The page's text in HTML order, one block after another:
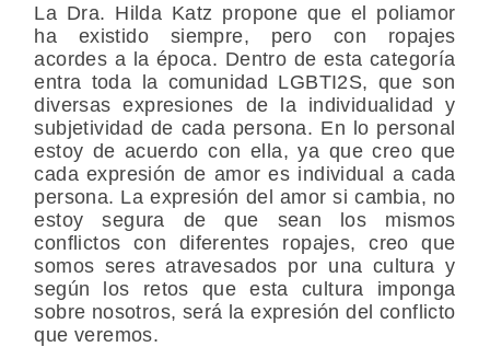
La Dra. Hilda Katz propone que el poliamor
ha existido siempre, pero con ropajes
acordes a la época. Dentro de esta categoría
entra toda la comunidad LGBTI2S, que son
diversas expresiones de la individualidad y
subjetividad de cada persona. En lo personal
estoy de acuerdo con ella, ya que creo que
cada expresión de amor es individual a cada
persona. La expresión del amor si cambia, no
estoy segura de que sean los mismos
conflictos con diferentes ropajes, creo que
somos seres atravesados por una cultura y
según los retos que esta cultura imponga
sobre nosotros, será la expresión del conflicto
que veremos.